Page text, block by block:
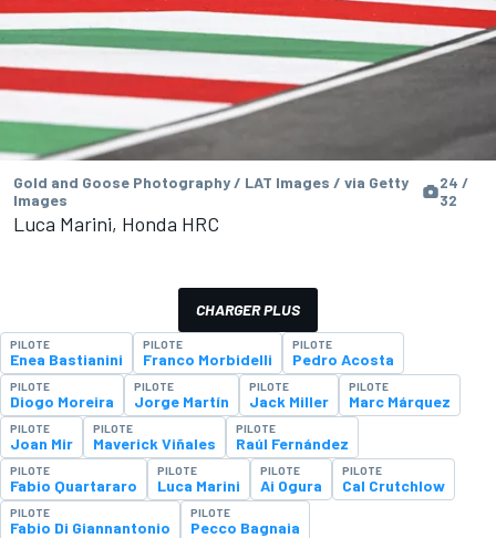
Gold and Goose Photography / LAT Images / via Getty
Images
24 /
32
Luca Marini, Honda HRC
CHARGER PLUS
PILOTE
Enea Bastianini
PILOTE
Franco Morbidelli
PILOTE
Pedro Acosta
PILOTE
Diogo Moreira
PILOTE
Jorge Martín
PILOTE
Jack Miller
PILOTE
Marc Márquez
PILOTE
Joan Mir
PILOTE
Maverick Viñales
PILOTE
Raúl Fernández
PILOTE
Fabio Quartararo
PILOTE
Luca Marini
PILOTE
Ai Ogura
PILOTE
Cal Crutchlow
PILOTE
Fabio Di Giannantonio
PILOTE
Pecco Bagnaia